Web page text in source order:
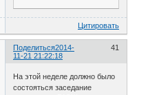
Цитировать
Поделиться 41
2014-
11-21 21:22:18
На этой неделе должно было
состояться заседание